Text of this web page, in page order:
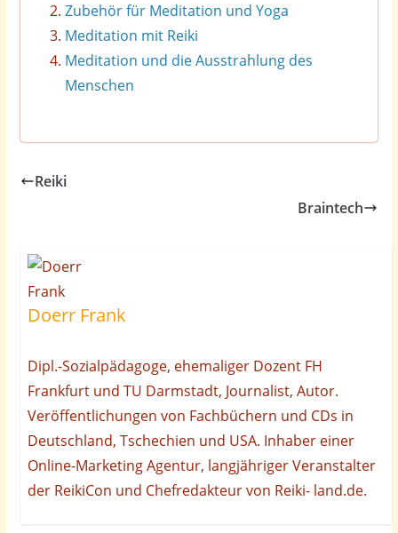
Zubehör für Meditation und Yoga
Meditation mit Reiki
Meditation und die Ausstrahlung des
Menschen
Reiki
Braintech
Doerr Frank
Dipl.-Sozialpädagoge, ehemaliger Dozent FH
Frankfurt und TU Darmstadt, Journalist, Autor.
Veröffentlichungen von Fachbüchern und CDs in
Deutschland, Tschechien und USA. Inhaber einer
Online-Marketing Agentur, langjähriger Veranstalter
der ReikiCon und Chefredakteur von Reiki- land.de.